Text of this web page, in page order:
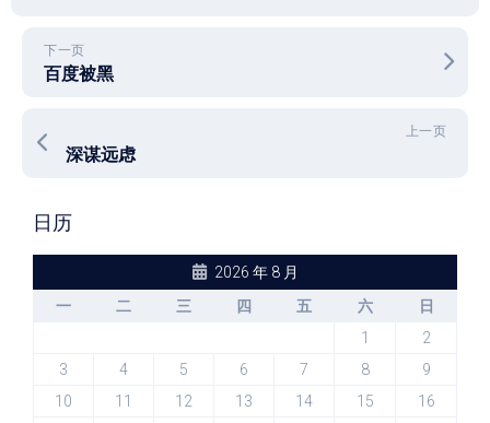
下一页
百度被黑
上一页
深谋远虑
日历
2026 年 8 月
一
二 三 四 五 六
日
1
2
3
4 5 6 7 8
9
10
11 12 13 14 15
16